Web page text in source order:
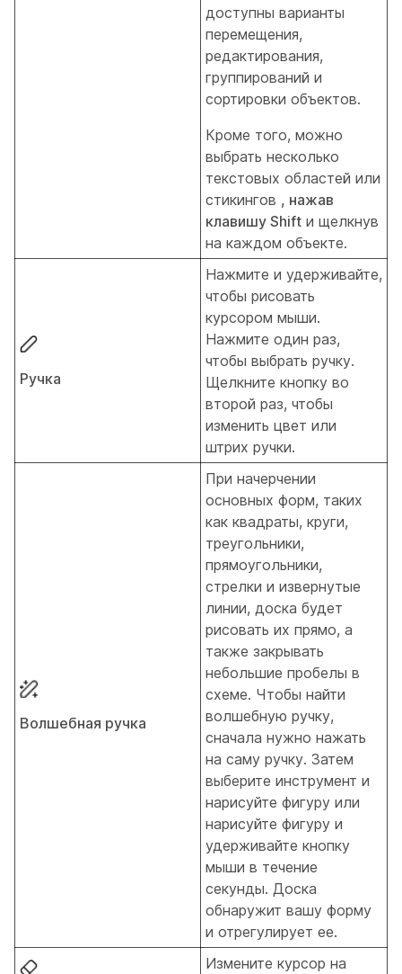
доступны варианты
перемещения,
редактирования,
группирований и
сортировки объектов.
Кроме того, можно
выбрать несколько
текстовых областей или
стикингов , нажав
клавишу Shift и щелкнув
на каждом объекте.
Ручка
Нажмите и удерживайте,
чтобы рисовать
курсором мыши.
Нажмите один раз,
чтобы выбрать ручку.
Щелкните кнопку во
второй раз, чтобы
изменить цвет или
штрих ручки.
Волшебная ручка
При начерчении
основных форм, таких
как квадраты, круги,
треугольники,
прямоугольники,
стрелки и извернутые
линии, доска будет
рисовать их прямо, а
также закрывать
небольшие пробелы в
схеме. Чтобы найти
волшебную ручку,
сначала нужно нажать
на саму ручку. Затем
выберите инструмент и
нарисуйте фигуру или
нарисуйте фигуру и
удерживайте кнопку
мыши в течение
секунды. Доска
обнаружит вашу форму
и отрегулирует ее.
Измените курсор на